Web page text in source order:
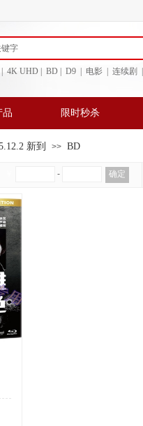
4K UHD | BD | D9 | 电影 | 连续剧 |
品 限时秒杀
新到 >> BD
- 确定